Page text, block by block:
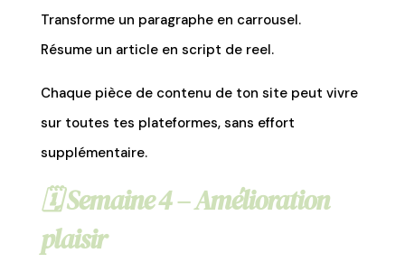
Transforme un paragraphe en carrousel.
Résume un article en script de reel.
Chaque pièce de contenu de ton site peut vivre
sur toutes tes plateformes, sans effort
supplémentaire.
🗓️Semaine 4 – Amélioration
plaisir